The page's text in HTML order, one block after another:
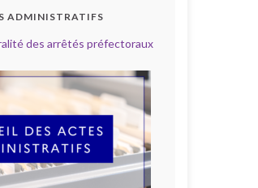
ADMINISTRATIFS
des arrêtés préfectoraux